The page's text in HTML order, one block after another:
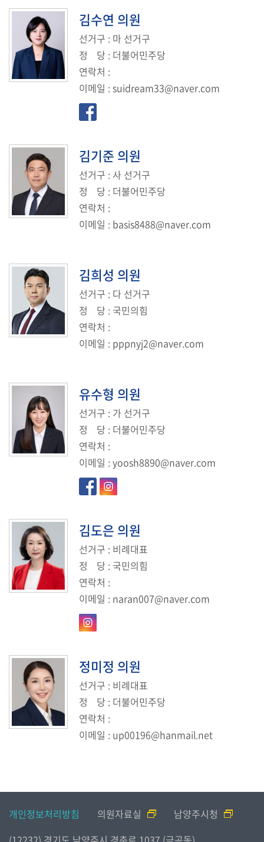
김수연 의원
선거구 : 마 선거구
정
당 : 더불어민주당
연락처 :
이메일 : suidream33@naver.com
김기준 의원
선거구 : 사 선거구
정
당 : 더불어민주당
연락처 :
이메일 : basis8488@naver.com
김희성 의원
선거구 : 다 선거구
정
당 : 국민의힘
연락처 :
이메일 : pppnyj2@naver.com
유수형 의원
선거구 : 가 선거구
정
당 : 더불어민주당
연락처 :
이메일 : yoosh8890@naver.com
김도은 의원
선거구 : 비례대표
정
당 : 국민의힘
연락처 :
이메일 : naran007@naver.com
정미정 의원
선거구 : 비례대표
정
당 : 더불어민주당
연락처 :
이메일 : up00196@hanmail.net
개인정보처리방침 의원자료실
남양주시청